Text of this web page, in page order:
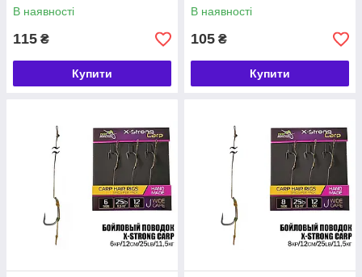
В наявності
115 ₴
Купити
В наявності
105 ₴
Купити